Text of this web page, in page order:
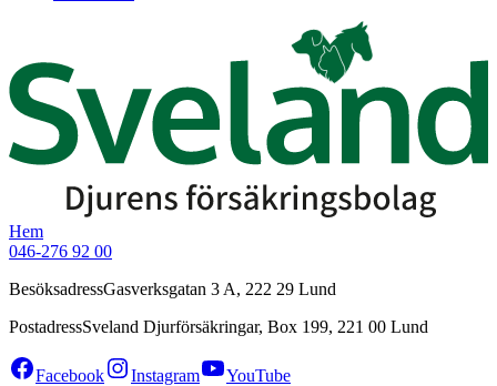
Hem
046-276 92 00
BesöksadressGasverksgatan 3 A, 222 29 Lund
PostadressSveland Djurförsäkringar, Box 199, 221 00 Lund
Facebook Instagram YouTube